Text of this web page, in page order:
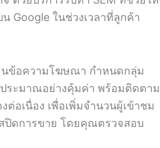
Google ในช่วงเวลาที่ลูกค้า
นข้อความโฆษณา กำหนดกลุ่ม
ระมาณอย่างคุ้มค่า พร้อมติดตาม
อเนื่อง เพื่อเพิ่มจำนวนผู้เข้าชม
ปิดการขาย โดยคุณตรวจสอบ